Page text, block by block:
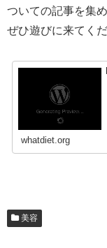
ついての記事を集
ぜひ遊びに来てくだ
whatdiet.org
美容